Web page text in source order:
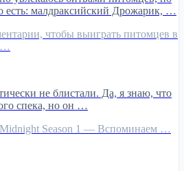
есть: малдраксийский Дрожарик, …
чтобы выиграть питомцев в
…
не блистали. Да, я знаю, что
спека, но он …
Season 1 — Вспоминаем …